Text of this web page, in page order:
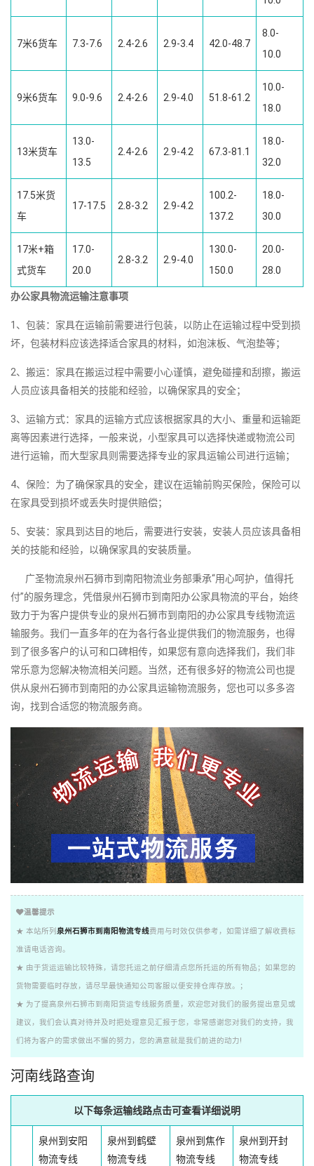
7米6货车 7.3-7.6 2.4-2.6 2.9-3.4 42.0-48.7
8.0-
10.0
9米6货车 9.0-9.6 2.4-2.6 2.9-4.0 51.8-61.2
10.0-
18.0
13米货车
13.0-
13.5
2.4-2.6 2.9-4.2 67.3-81.1
18.0-
32.0
17.5米货
车
17-17.5 2.8-3.2 2.9-4.2
100.2-
137.2
18.0-
30.0
17米+箱
式货车
17.0-
20.0
2.8-3.2 2.9-4.0
130.0-
150.0
20.0-
28.0
办公家具物流运输注意事项
1、包装：家具在运输前需要进行包装，以防止在运输过程中受到损
坏，包装材料应该选择适合家具的材料，如泡沫板、气泡垫等；
2、搬运：家具在搬运过程中需要小心谨慎，避免碰撞和刮擦，搬运
人员应该具备相关的技能和经验，以确保家具的安全；
3、运输方式：家具的运输方式应该根据家具的大小、重量和运输距
离等因素进行选择，一般来说，小型家具可以选择快递或物流公司
进行运输，而大型家具则需要选择专业的家具运输公司进行运输；
4、保险：为了确保家具的安全，建议在运输前购买保险，保险可以
在家具受到损坏或丢失时提供赔偿；
5、安装：家具到达目的地后，需要进行安装，安装人员应该具备相
关的技能和经验，以确保家具的安装质量。
广圣物流泉州石狮市到南阳物流业务部秉承“用心呵护，值得托
付”的服务理念，凭借泉州石狮市到南阳办公家具物流的平台，始终
致力于为客户提供专业的泉州石狮市到南阳的办公家具专线物流运
输服务。我们一直多年的在为各行各业提供我们的物流服务，也得
到了很多客户的认可和口碑相传，如果您有意向选择我们，我们非
常乐意为您解决物流相关问题。当然，还有很多好的物流公司也提
供从泉州石狮市到南阳的办公家具运输物流服务，您也可以多多咨
询，找到合适您的物流服务商。
温馨提示
★ 本站所列 泉州石狮市到南阳物流专线费用与时效仅供参考，如需详细了解收费标
准请电话咨询。
★ 由于货运运输比较特殊，请您托运之前仔细清点您所托运的所有物品；如果您的
货物需要临时存放，请尽早最快通知公司客服以便安排仓库存放。；
★ 为了提高泉州石狮市到南阳货运专线服务质量，欢迎您对我们的服务提出意见或
建议，我们会认真对待并及时把处理意见汇报于您，非常感谢您对我们的支持，我
们将为客户的需求做出不懈的努力，您的满意就是我们前进的动力!
河南线路查询
以下每条运输线路点击可查看详细说明
泉州到安阳
物流专线
泉州到鹤壁
物流专线
泉州到焦作
物流专线
泉州到开封
物流专线